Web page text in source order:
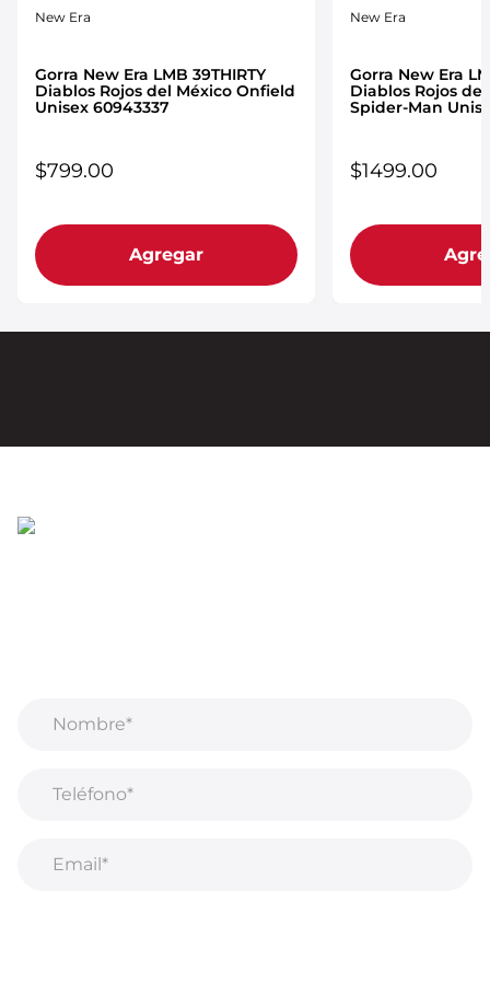
New Era
Gorra New Era LMB 39THIRTY
Diablos Rojos del México Onfield
Unisex 60943337
$799.00
Agregar
New Era
Gorra New Era
Diablos Rojos
Spider-Man
$1499.00